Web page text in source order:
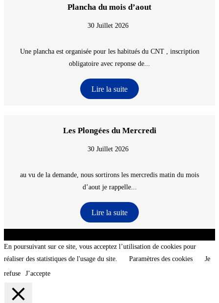
Plancha du mois d’aout
30 Juillet 2026
Une plancha est organisée pour les habitués du CNT , inscription
obligatoire avec reponse de...
Lire la suite
Les Plongées du Mercredi
30 Juillet 2026
au vu de la demande, nous sortirons les mercredis matin du mois
d’aout je rappelle...
Lire la suite
En poursuivant sur ce site, vous acceptez l’utilisation de cookies pour
réaliser des statistiques de l'usage du site.
Paramètres des cookies
Je
refuse
J’accepte